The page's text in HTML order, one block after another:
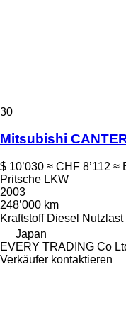
30
Mitsubishi
$ 10’030 ≈ CHF 8’112 ≈
Pritsche LKW
2003
248’000 km
Kraftstoff Diesel Nutzlast
Japan
EVERY TRADING Co
Verkäufer kontaktieren